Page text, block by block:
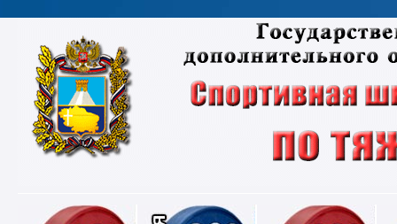
Новости Соревнования